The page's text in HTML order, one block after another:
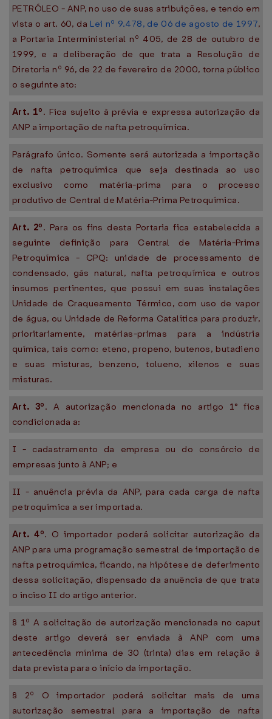
PETRÓLEO - ANP, no uso de suas atribuições, e tendo em
vista o art. 60, da Lei nº 9.478, de 06 de agosto de 1997,
a Portaria Interministerial nº 405, de 28 de outubro de
1999, e a deliberação de que trata a Resolução de
Diretoria nº 96, de 22 de fevereiro de 2000, torna público
o seguinte ato:
Art. 1º. Fica sujeito à prévia e expressa autorização da
ANP a importação de nafta petroquímica.
Parágrafo único. Somente será autorizada a importação
de nafta petroquímica que seja destinada ao uso
exclusivo como matéria-prima para o processo
produtivo de Central de Matéria-Prima Petroquímica.
Art. 2º. Para os fins desta Portaria fica estabelecida a
seguinte definição para Central de Matéria-Prima
Petroquímica - CPQ: unidade de processamento de
condensado, gás natural, nafta petroquímica e outros
insumos pertinentes, que possui em suas instalações
Unidade de Craqueamento Térmico, com uso de vapor
de água, ou Unidade de Reforma Catalítica para produzir,
prioritariamente, matérias-primas para a indústria
química, tais como: eteno, propeno, butenos, butadieno
e suas misturas, benzeno, tolueno, xilenos e suas
misturas.
Art. 3º. A autorização mencionada no artigo 1° fica
condicionada a:
I - cadastramento da empresa ou do consórcio de
empresas junto à ANP; e
II - anuência prévia da ANP, para cada carga de nafta
petroquímica a ser importada.
Art. 4º. O importador poderá solicitar autorização da
ANP para uma programação semestral de importação de
nafta petroquímica, ficando, na hipótese de deferimento
dessa solicitação, dispensado da anuência de que trata
o inciso II do artigo anterior.
§ 1º A solicitação de autorização mencionada no caput
deste artigo deverá ser enviada à ANP com uma
antecedência mínima de 30 (trinta) dias em relação à
data prevista para o início da importação.
§ 2º O importador poderá solicitar mais de uma
autorização semestral para a importação de nafta